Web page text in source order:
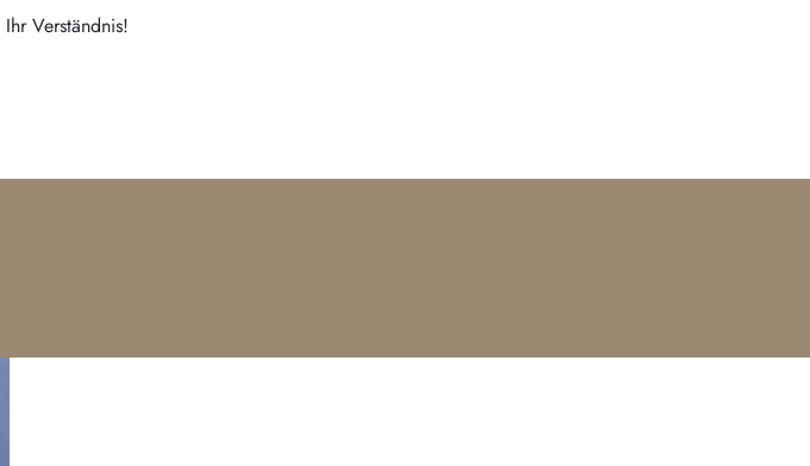
Verständnis!